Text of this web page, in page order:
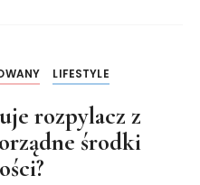
LIFESTYLE
rozpylacz z
środki